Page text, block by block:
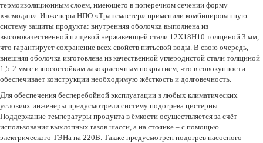
термоизоляционным слоем, имеющего в поперечном сечении форму
«чемодан». Инженеры НПО «Трансмастер» применили комбинированную
систему защиты продукта: внутренняя оболочка выполнена из
высококачественной пищевой нержавеющей стали 12Х18Н10 толщиной 3 мм,
что гарантирует сохранение всех свойств питьевой воды. В свою очередь,
внешняя оболочка изготовлена из качественной углеродистой стали толщиной
1,5-2 мм с износостойким лакокрасочным покрытием, что в совокупности
обеспечивает конструкции необходимую жёсткость и долговечность.
Для обеспечения бесперебойной эксплуатации в любых климатических
условиях инженеры предусмотрели систему подогрева цистерны.
Поддержание температуры продукта в ёмкости осуществляется за счёт
использования выхлопных газов шасси, а на стоянке – с помощью
электрического ТЭНа на 220В. Также предусмотрен подогрев насосного